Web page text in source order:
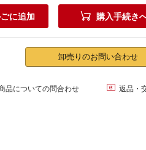
に追加  購入手続き
卸売りのお問い合わせ
品についての問合わせ  返品・